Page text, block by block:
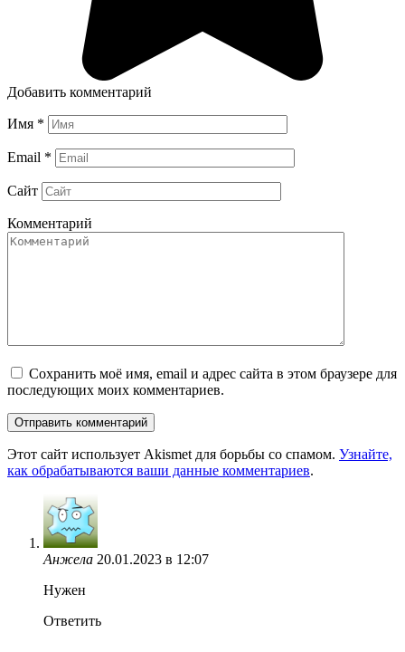
Добавить комментарий
Имя *
Email *
Сайт
Комментарий
Сохранить моё имя, email и адрес сайта в этом браузере для
последующих моих комментариев.
Этот сайт использует Akismet для борьбы со спамом. Узнайте,
как обрабатываются ваши данные комментариев.
Анжела 20.01.2023 в 12:07
Нужен
Ответить